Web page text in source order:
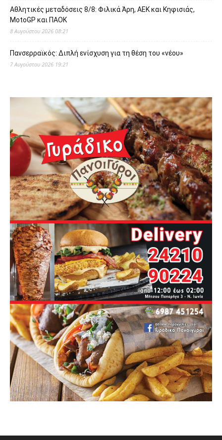
Αθλητικές μεταδόσεις 8/8: Φιλικά Άρη, ΑΕΚ και Κηφισιάς,
MotoGP και ΠΑΟΚ
8 Αυγούστου 2026 08:21
Πανσερραϊκός: Διπλή ενίσχυση για τη θέση του «νέου»
7 Αυγούστου 2026 19:21